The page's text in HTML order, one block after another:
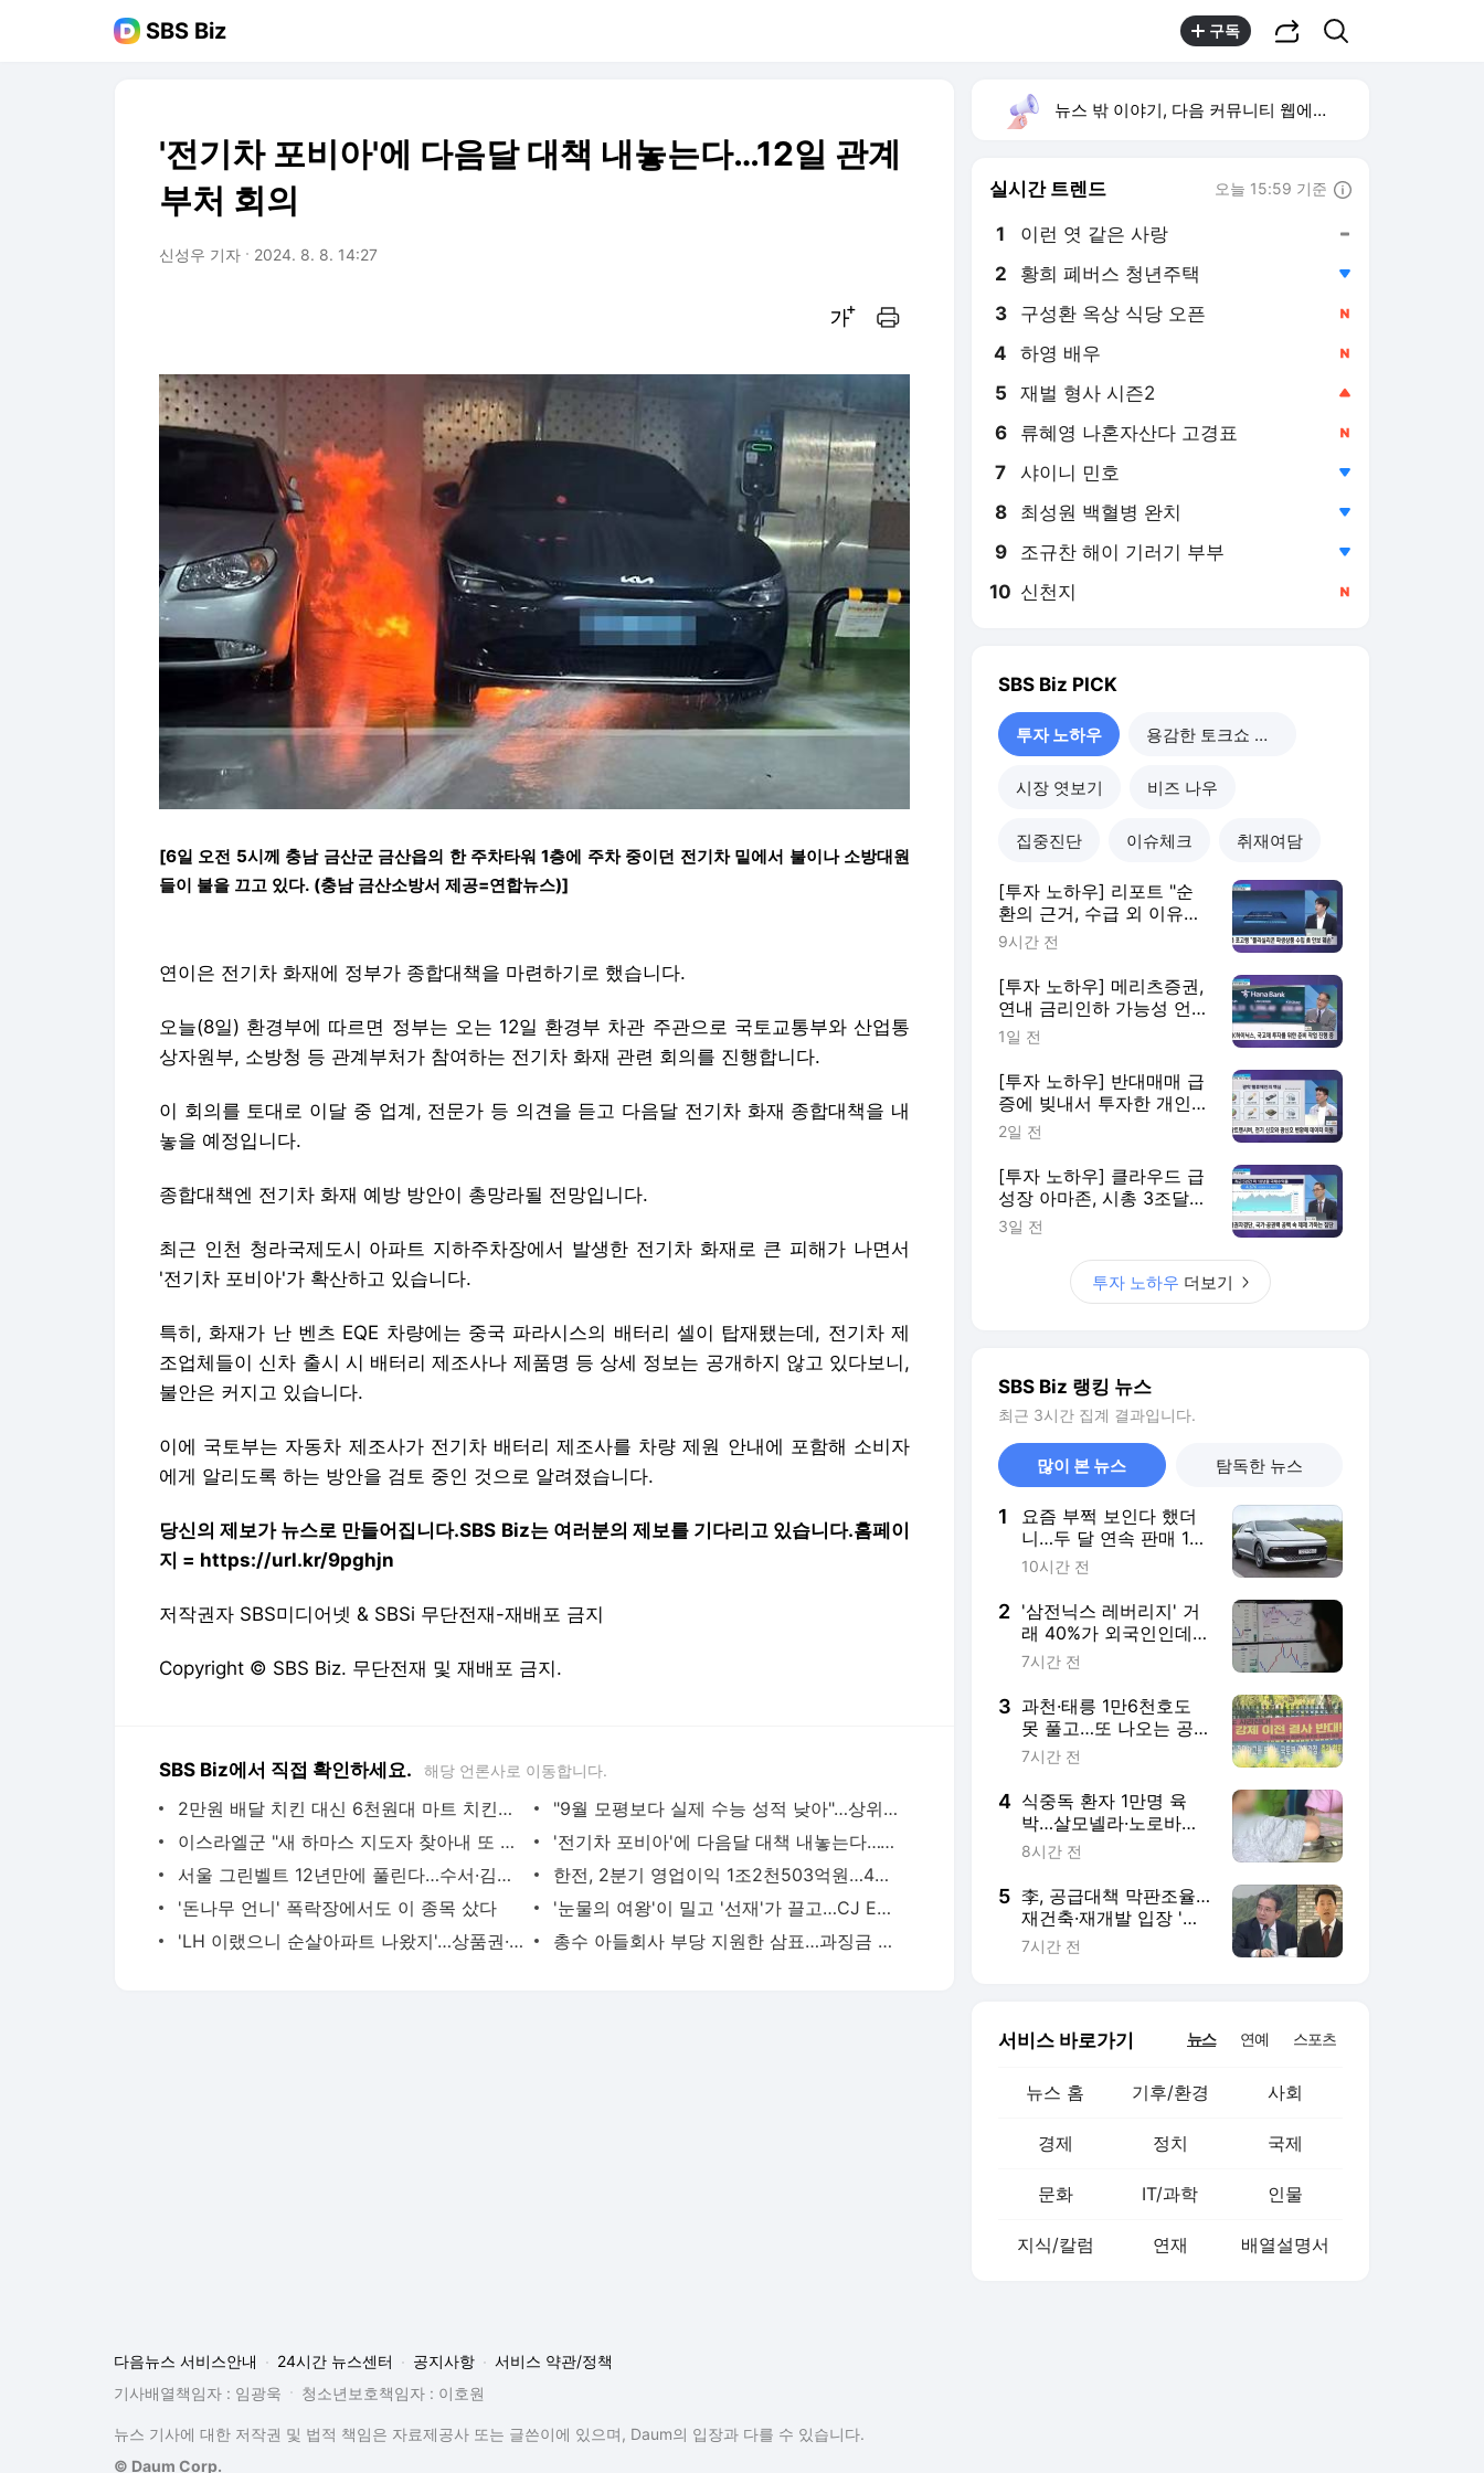
SBS Biz 구독
'전기차 포비아'에 다음달 대책 내놓는다…12일 관계
부처 회의
신성우 기자 2024. 8. 8. 14:27
[6일 오전 5시께 충남 금산군 금산읍의 한 주차타워 1층에 주차 중이던 전기차 밑에서 불이나 소방대원
들이 불을 끄고 있다. (충남 금산소방서 제공=연합뉴스)]
연이은 전기차 화재에 정부가 종합대책을 마련하기로 했습니다.
오늘(8일) 환경부에 따르면 정부는 오는 12일 환경부 차관 주관으로 국토교통부와 산업통
상자원부, 소방청 등 관계부처가 참여하는 전기차 화재 관련 회의를 진행합니다.
이 회의를 토대로 이달 중 업계, 전문가 등 의견을 듣고 다음달 전기차 화재 종합대책을 내
놓을 예정입니다.
종합대책엔 전기차 화재 예방 방안이 총망라될 전망입니다.
최근 인천 청라국제도시 아파트 지하주차장에서 발생한 전기차 화재로 큰 피해가 나면서
'전기차 포비아'가 확산하고 있습니다.
특히, 화재가 난 벤츠 EQE 차량에는 중국 파라시스의 배터리 셀이 탑재됐는데, 전기차 제
조업체들이 신차 출시 시 배터리 제조사나 제품명 등 상세 정보는 공개하지 않고 있다보니,
불안은 커지고 있습니다.
이에 국토부는 자동차 제조사가 전기차 배터리 제조사를 차량 제원 안내에 포함해 소비자
에게 알리도록 하는 방안을 검토 중인 것으로 알려졌습니다.
당신의 제보가 뉴스로 만들어집니다.SBS Biz는 여러분의 제보를 기다리고 있습니다.홈페이
지 = https://url.kr/9pghjn
저작권자 SBS미디어넷 & SBSi 무단전재-재배포 금지
Copyright © SBS Biz. 무단전재 및 재배포 금지.
SBS Biz에서 직접 확인하세요. 해당 언론사로 이동합니다.
2만원 배달 치킨 대신 6천원대 마트 치킨으로
"9월 모평보다 실제 수능 성적 낮아"…상위권 N수생 변수
이스라엘군 "새 하마스 지도자 찾아내 또 공격할 것"
'전기차 포비아'에 다음달 대책 내놓는다…12일 관계부처 회의
서울 그린벨트 12년만에 풀린다…수서·김포공항 풀릴까?
한전, 2분기 영업이익 1조2천503억원…4개 분기 연속 흑자
'돈나무 언니' 폭락장에서도 이 종목 샀다
'눈물의 여왕'이 밀고 '선재'가 끌고…CJ ENM 2분기 흑자전환
'LH 이랬으니 순살아파트 나왔지'…상품권·해외골프 접대 백태
총수 아들회사 부당 지원한 삼표…과징금 116억에 검찰 고발
뉴스 밖 이야기, 다음 커뮤니티 웹에서 보기
실시간 트렌드 오늘 15:59 기준
1 이런 엿 같은 사랑
2 황희 폐버스 청년주택
3 구성환 옥상 식당 오픈
4 하영 배우
5 재벌 형사 시즌2
6 류혜영 나혼자산다 고경표
7 샤이니 민호
8 최성원 백혈병 완치
9 조규찬 해이 기러기 부부
10 신천지
SBS Biz PICK
투자 노하우 용감한 토크쇼 직설
시장 엿보기 비즈 나우
집중진단 이슈체크 취재여담
[투자 노하우] 리포트 "순
환의 근거, 수급 외 이유들
도 존재"
9시간 전
[투자 노하우] 메리츠증권,
연내 금리인하 가능성 언
급…8월 이후는?
1일 전
[투자 노하우] 반대매매 급
증에 빚내서 투자한 개인
시장 떠나
2일 전
[투자 노하우] 클라우드 급
성장 아마존, 시총 3조달러
클럽 입성
3일 전
투자 노하우 더보기
SBS Biz 랭킹 뉴스
최근 3시간 집계 결과입니다.
많이 본 뉴스 탐독한 뉴스
1
요즘 부쩍 보인다 했더
니…두 달 연속 판매 1위
'이 차'
10시간 전
2 '삼전닉스 레버리지' 거
래 40%가 외국인인데
개미만 규제?
7시간 전
3 과천·태릉 1만6천호도
못 풀고…또 나오는 공
급대책
7시간 전
4 식중독 환자 1만명 육
박…살모넬라·노로바이
러스 급증
8시간 전
5 李, 공급대책 막판조율…
재건축·재개발 입장 '촉
각'
7시간 전
서비스 바로가기 뉴스 연예 스포츠
뉴스 홈 기후/환경 사회
경제 정치 국제
문화 IT/과학 인물
지식/칼럼 연재 배열설명서
다음뉴스 서비스안내 24시간 뉴스센터 공지사항
서비스 약관/정책
기사배열책임자 : 임광욱
청소년보호책임자 : 이호원
뉴스 기사에 대한 저작권 및 법적 책임은 자료제공사 또는 글쓴이에 있으며, Daum의 입장과 다를 수 있습니다.
© Daum Corp.